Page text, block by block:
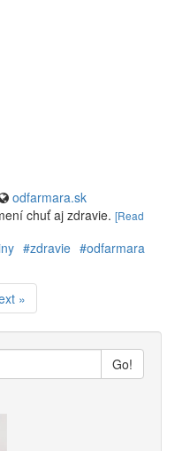
odfarmara.sk
chuť aj zdravie. [Read
#zdravie #odfarmara
»
Go!